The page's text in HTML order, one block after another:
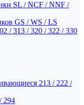
SL / NCF / NNF /
GS / WS / LS
/ 313 / 320 / 322 / 330
213 / 222 /
294